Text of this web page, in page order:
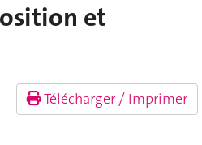
et
Télécharger / Imprimer